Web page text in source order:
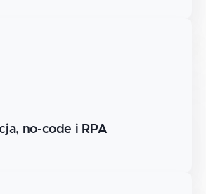
no-code i RPA